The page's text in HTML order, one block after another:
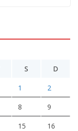
S D
1 2
8 9
15 16